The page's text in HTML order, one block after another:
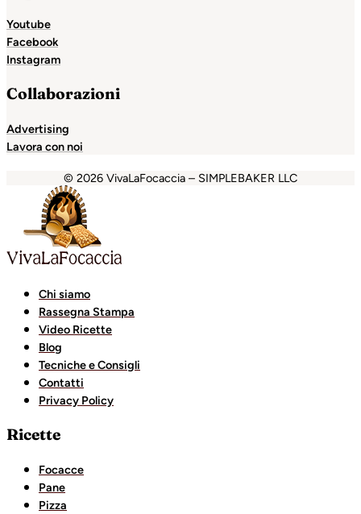
Youtube
Facebook
Instagram
Collaborazioni
Advertising
Lavora con noi
© 2026 VivaLaFocaccia – SIMPLEBAKER LLC
Holiganbet
Chi siamo
Rassegna Stampa
Video Ricette
Blog
Tecniche e Consigli
Contatti
Privacy Policy
Ricette
Focacce
Pane
Pizza